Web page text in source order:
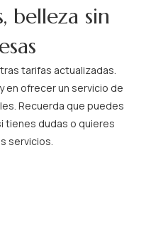
belleza sin
tarifas actualizadas.
en ofrecer un servicio de
Recuerda que puedes
tienes dudas o quieres
servicios.